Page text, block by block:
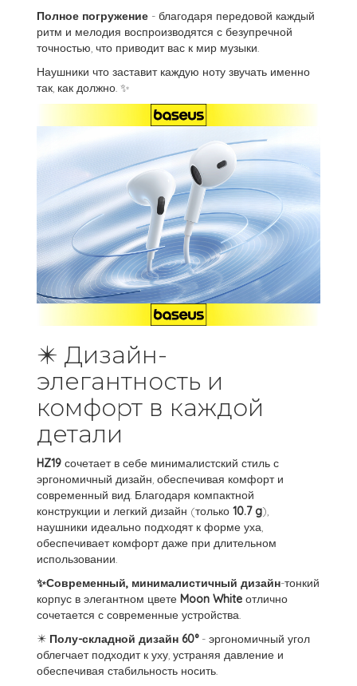
Полное погружение - благодаря передовой каждый
ритм и мелодия воспроизводятся с безупречной
точностью, что приводит вас к мир музыки.
Наушники что заставит каждую ноту звучать именно
так, как должно. ✨
✴️ Дизайн-
элегантность и
комфорт в каждой
детали
HZ19 сочетает в себе минималистский стиль с
эргономичный дизайн, обеспечивая комфорт и
современный вид. Благодаря компактной
конструкции и легкий дизайн (только 10.7 g),
наушники идеально подходят к форме уха,
обеспечивает комфорт даже при длительном
использовании.
✨Современный, минималистичный дизайн-тонкий
корпус в элегантном цвете Moon White отлично
сочетается с современные устройства.
✴️ Полу-складной дизайн 60°- эргономичный угол
облегчает подходит к уху, устраняя давление и
обеспечивая стабильность носить.